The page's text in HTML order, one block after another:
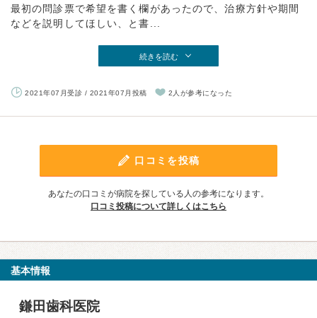
最初の問診票で希望を書く欄があったので、治療方針や期間
などを説明してほしい、と書...
続きを読む
2021年07月受診 / 2021年07月投稿 2人が参考になった
口コミを投稿
あなたの口コミが病院を探している人の参考になります。
口コミ投稿について詳しくはこちら
基本情報
鎌田歯科医院